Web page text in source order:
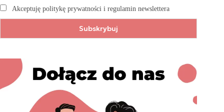
Akceptuję politykę prywatności i regulamin newslettera